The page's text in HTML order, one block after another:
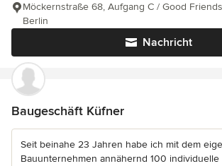
Nachricht
Möckernstraße 68, Aufgang C / Good
Berlin
Baugeschäft Küfner
Seit beinahe 23 Jahren habe ich mit dem
Bauunternehmen annähernd 100 individuelle